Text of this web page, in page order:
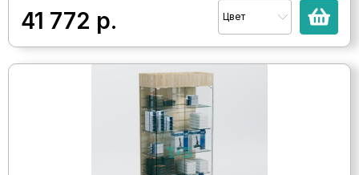
41 772 р. Цвет